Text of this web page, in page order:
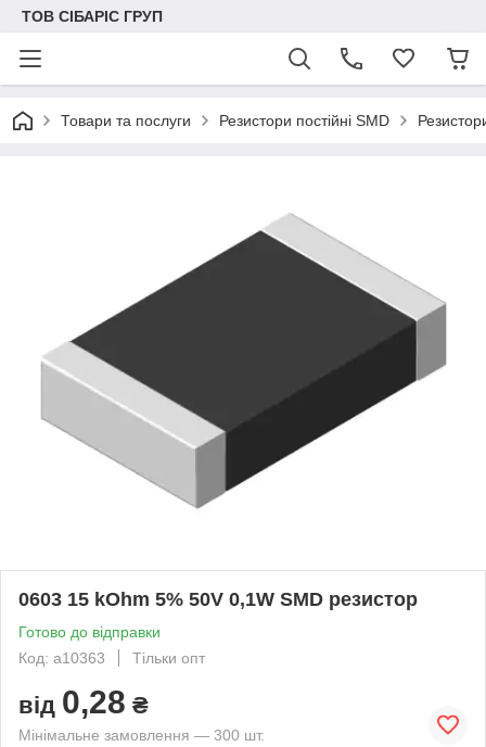
ТОВ СІБАРІС ГРУП
Товари та послуги Резистори постійні SMD
0603 15 kOhm 5% 50V 0,1W SMD резистор
Готово до відправки
Код: a10363
Тільки опт
від 0,28 ₴
Мінімальне замовлення — 300 шт.